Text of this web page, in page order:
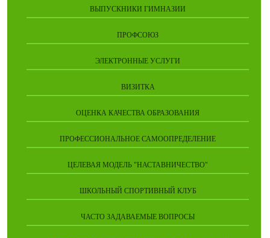
ВЫПУСКНИКИ ГИМНАЗИИ
ПРОФСОЮЗ
ЭЛЕКТРОННЫЕ УСЛУГИ
ВИЗИТКА
ОЦЕНКА КАЧЕСТВА ОБРАЗОВАНИЯ
ПРОФЕССИОНАЛЬНОЕ САМООПРЕДЕЛЕНИЕ
ЦЕЛЕВАЯ МОДЕЛЬ "НАСТАВНИЧЕСТВО"
ШКОЛЬНЫЙ СПОРТИВНЫЙ КЛУБ
ЧАСТО ЗАДАВАЕМЫЕ ВОПРОСЫ